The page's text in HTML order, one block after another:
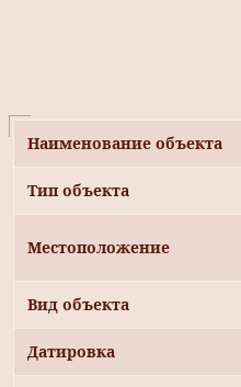
Наименование объекта
Тип объекта
Местоположение
Вид объекта
Датировка